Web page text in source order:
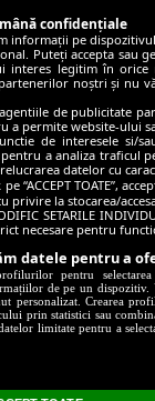
confidențiale
informații pe
Puteți accepta sau
interes legitim în
noștri și nu
de publicitate
a permite website-ului
de interesele si/
a analiza traficul
datelor cu
pe “ACCEPT TOATE”,
privire la stocarea/
SETARILE
necesare pentru
datele pentru a
pentru
de pe un
personalizat. Crearea
prin statistici sau
limitate pentru a